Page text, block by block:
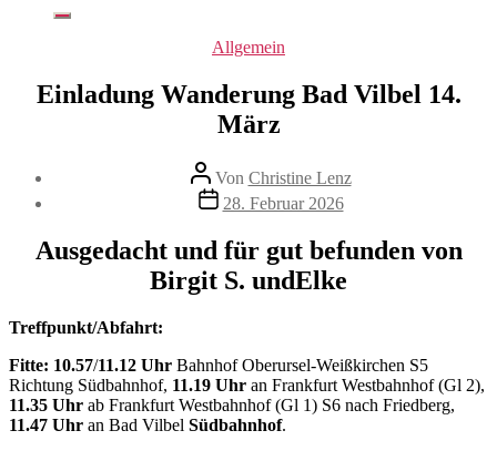
Kategorien
Allgemein
Einladung Wanderung Bad Vilbel 14.
März
Beitragsautor
Von Christine Lenz
Beitragsdatum
28. Februar 2026
Ausgedacht und für gut befunden von
Birgit S. undElke
Treffpunkt/Abfahrt:
Fitte: 10.57/11.12 Uhr Bahnhof Oberursel-Weißkirchen S5
Richtung Südbahnhof, 11.19 Uhr an Frankfurt Westbahnhof (Gl 2),
11.35 Uhr ab Frankfurt Westbahnhof (Gl 1) S6 nach Friedberg,
11.47 Uhr an Bad Vilbel Südbahnhof.